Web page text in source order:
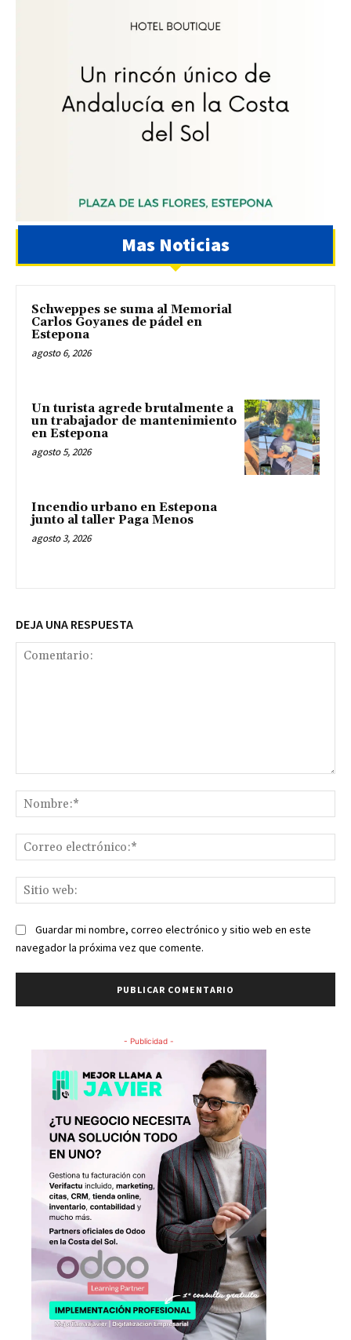
Mas Noticias
Schweppes se suma al Memorial
Carlos Goyanes de pádel en
Estepona
agosto 6, 2026
Un turista agrede brutalmente a
un trabajador de mantenimiento
en Estepona
agosto 5, 2026
Incendio urbano en Estepona
junto al taller Paga Menos
agosto 3, 2026
DEJA UNA RESPUESTA
Guardar mi nombre, correo electrónico y sitio web en este
navegador la próxima vez que comente.
- Publicidad -